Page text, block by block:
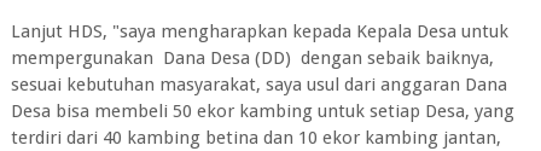
Lanjut HDS, "saya mengharapkan kepada Kepala Desa untuk
mempergunakan Dana Desa (DD) dengan sebaik baiknya,
sesuai kebutuhan masyarakat, saya usul dari anggaran Dana
Desa bisa membeli 50 ekor kambing untuk setiap Desa, yang
terdiri dari 40 kambing betina dan 10 ekor kambing jantan,